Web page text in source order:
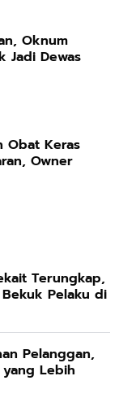
Oknum
Jadi Dewas
Obat Keras
Owner
Terungkap,
Pelaku di
Pelanggan,
Lebih